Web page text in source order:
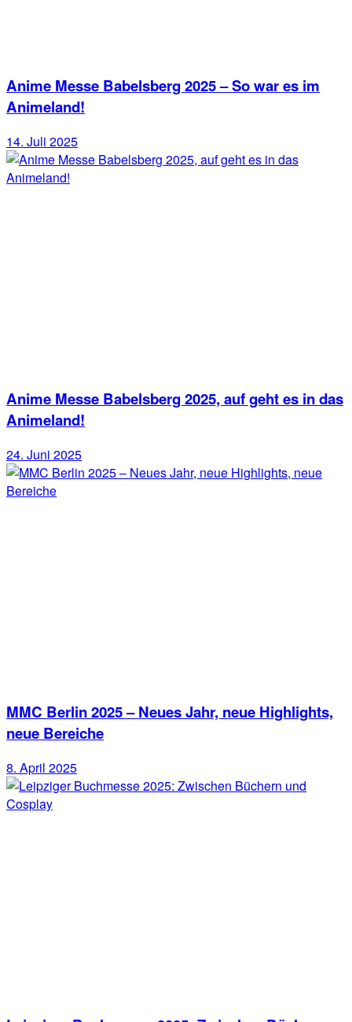
Anime Messe Babelsberg 2025 – So war es im
Animeland!
14. Juli 2025
Anime Messe Babelsberg 2025, auf geht es in das
Animeland!
24. Juni 2025
MMC Berlin 2025 – Neues Jahr, neue Highlights,
neue Bereiche
8. April 2025